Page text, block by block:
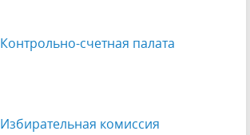
Контрольно-счетная палата
Избирательная комиссия